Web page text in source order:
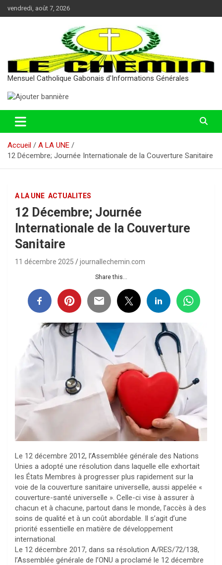
au
vendredi, août 7, 2026
Mensuel Catholique Gabonais d'Informations Générales
Accueil
A LA UNE
12 Décembre; Journée Internationale de la Couverture Sanitaire
A LA UNE ACTUALITES
12 Décembre; Journée
Internationale de la Couverture
Sanitaire
11 décembre 2025 journallechemin.com
Share this...
Le 12 décembre 2012, l’Assemblée générale des Nations
Unies a adopté une résolution dans laquelle elle exhortait
les États Membres à progresser plus rapidement sur la
voie de la couverture sanitaire universelle, aussi appelée «
couverture-santé universelle ». Celle-ci vise à assurer à
chacun et à chacune, partout dans le monde, l’accès à des
soins de qualité et à un coût abordable. Il s’agit d’une
priorité essentielle en matière de développement
international.
Le 12 décembre 2017, dans sa résolution A/RES/72/138,
l’Assemblée générale de l’ONU a proclamé le 12 décembre